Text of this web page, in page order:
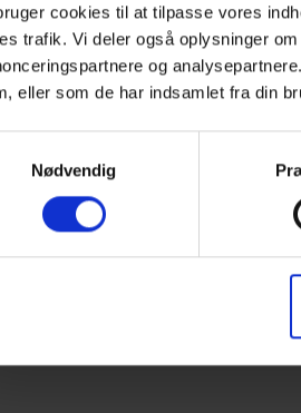
cookies til at tilpasse vores
trafik. Vi deler også oplysninger
og
eller som de har indsamlet fra din
Nødvendig
Vi vil gerne
Walk & Talk –
Alle er
Du må gerne
Det der tales
Walk & Talk